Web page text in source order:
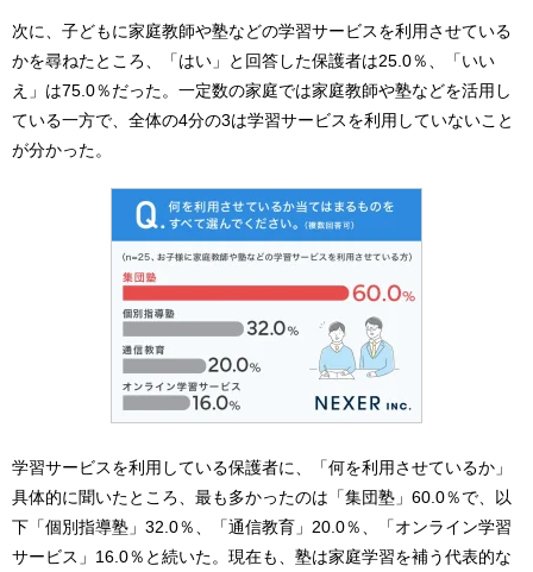
次に、子どもに家庭教師や塾などの学習サービスを利用させている
かを尋ねたところ、「はい」と回答した保護者は25.0％、「いい
え」は75.0％だった。一定数の家庭では家庭教師や塾などを活用し
ている一方で、全体の4分の3は学習サービスを利用していないこと
が分かった。
学習サービスを利用している保護者に、「何を利用させているか」
具体的に聞いたところ、最も多かったのは「集団塾」60.0％で、以
下「個別指導塾」32.0％、「通信教育」20.0％、「オンライン学習
サービス」16.0％と続いた。現在も、塾は家庭学習を補う代表的な